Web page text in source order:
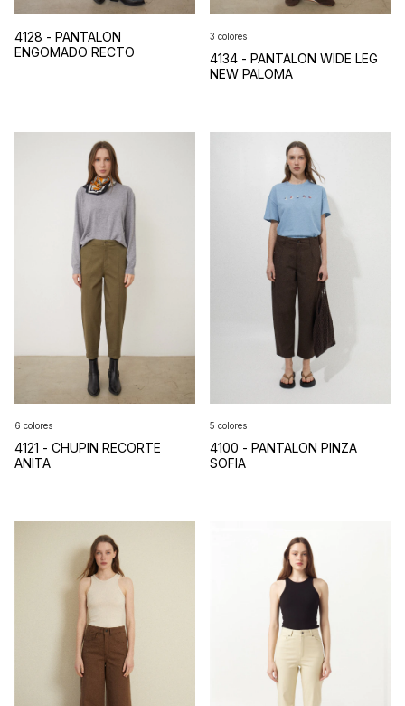
4128 - PANTALON
ENGOMADO RECTO
4134 - PANTALON WIDE LEG
NEW PALOMA
3 colores
4121 - CHUPIN RECORTE
ANITA
6 colores
4100 - PANTALON PINZA
SOFIA
5 colores